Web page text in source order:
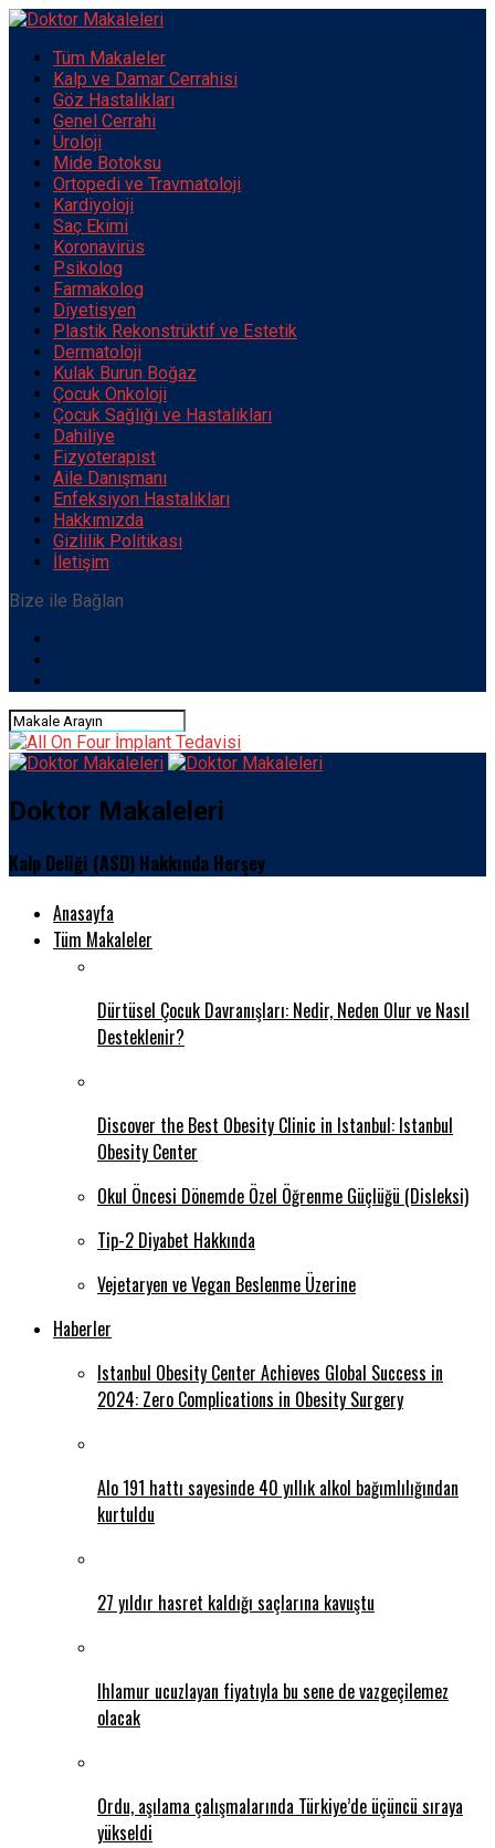
Tüm Makaleler
Kalp ve Damar Cerrahisi
Göz Hastalıkları
Genel Cerrahi
Üroloji
Mide Botoksu
Ortopedi ve Travmatoloji
Kardiyoloji
Saç Ekimi
Koronavirüs
Psikolog
Farmakolog
Diyetisyen
Plastik Rekonstrüktif ve Estetik
Dermatoloji
Kulak Burun Boğaz
Çocuk Onkoloji
Çocuk Sağlığı ve Hastalıkları
Dahiliye
Fizyoterapist
Aile Danışmanı
Enfeksiyon Hastalıkları
Hakkımızda
Gizlilik Politikası
İletişim
Bize ile Bağlan
Doktor Makaleleri
Kalp Deliği (ASD) Hakkında Herşey
Anasayfa
Tüm Makaleler
Dürtüsel Çocuk Davranışları: Nedir, Neden Olur ve Nasıl
Desteklenir?
Discover the Best Obesity Clinic in Istanbul: Istanbul
Obesity Center
Okul Öncesi Dönemde Özel Öğrenme Güçlüğü (Disleksi)
Tip-2 Diyabet Hakkında
Vejetaryen ve Vegan Beslenme Üzerine
Haberler
Istanbul Obesity Center Achieves Global Success in
2024: Zero Complications in Obesity Surgery
Alo 191 hattı sayesinde 40 yıllık alkol bağımlılığından
kurtuldu
27 yıldır hasret kaldığı saçlarına kavuştu
Ihlamur ucuzlayan fiyatıyla bu sene de vazgeçilemez
olacak
Ordu, aşılama çalışmalarında Türkiye’de üçüncü sıraya
yükseldi